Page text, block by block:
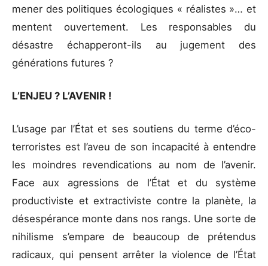
mener des politiques écologiques « réalistes »… et
mentent ouvertement. Les responsables du
désastre échapperont-ils au jugement des
générations futures ?
L’ENJEU ? L’AVENIR !
L’usage par l’État et ses soutiens du terme d’éco-
terroristes est l’aveu de son incapacité à entendre
les moindres revendications au nom de l’avenir.
Face aux agressions de l’État et du système
productiviste et extractiviste contre la planète, la
désespérance monte dans nos rangs. Une sorte de
nihilisme s’empare de beaucoup de prétendus
radicaux, qui pensent arrêter la violence de l’État